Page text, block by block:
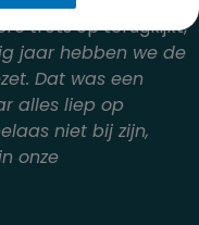
trots op terugkijkt,
jaar hebben we de
Dat was een
alles liep op
niet bij zijn,
onze